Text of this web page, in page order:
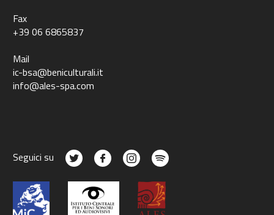
Fax
+39 06 6865837
Mail
ic-bsa@beniculturali.it
info@ales-spa.com
Seguici su